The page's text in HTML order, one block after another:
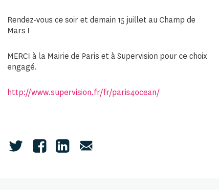
Rendez-vous ce soir et demain 15 juillet au Champ de
Mars !
MERCI à la Mairie de Paris et à Supervision pour ce choix
engagé.
http://www.supervision.fr/fr/paris4ocean/